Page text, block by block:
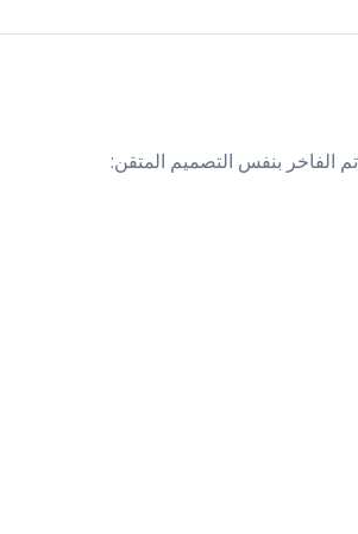
الفاخر بنفس التصميم المتقن: